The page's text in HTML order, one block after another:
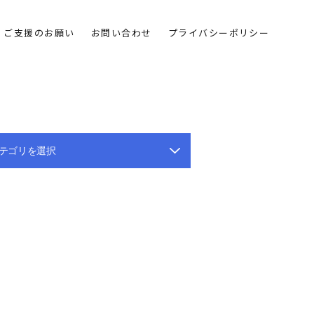
ご支援のお願い お問い合わせ プライバシーポリシー